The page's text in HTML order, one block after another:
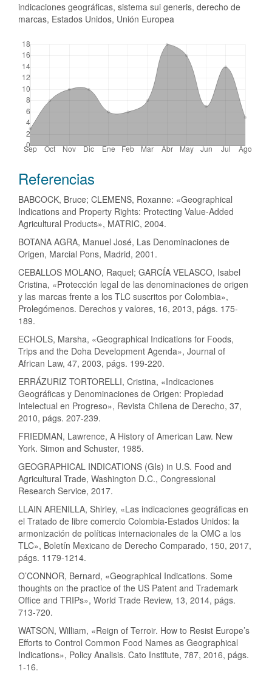
indicaciones geográficas, sistema sui generis, derecho de
marcas, Estados Unidos, Unión Europea
Detalles
del
artículo
Referencias
BABCOCK, Bruce; CLEMENS, Roxanne: «Geographical
Indications and Property Rights: Protecting Value-Added
Agricultural Products», MATRIC, 2004.
BOTANA AGRA, Manuel José, Las Denominaciones de
Origen, Marcial Pons, Madrid, 2001.
CEBALLOS MOLANO, Raquel; GARCÍA VELASCO, Isabel
Cristina, «Protección legal de las denominaciones de origen
y las marcas frente a los TLC suscritos por Colombia»,
Prolegómenos. Derechos y valores, 16, 2013, págs. 175-
189.
ECHOLS, Marsha, «Geographical Indications for Foods,
Trips and the Doha Development Agenda», Journal of
African Law, 47, 2003, págs. 199-220.
ERRÁZURIZ TORTORELLI, Cristina, «Indicaciones
Geográficas y Denominaciones de Origen: Propiedad
Intelectual en Progreso», Revista Chilena de Derecho, 37,
2010, págs. 207-239.
FRIEDMAN, Lawrence, A History of American Law. New
York. Simon and Schuster, 1985.
GEOGRAPHICAL INDICATIONS (GIs) in U.S. Food and
Agricultural Trade, Washington D.C., Congressional
Research Service, 2017.
LLAIN ARENILLA, Shirley, «Las indicaciones geográficas en
el Tratado de libre comercio Colombia-Estados Unidos: la
armonización de políticas internacionales de la OMC a los
TLC», Boletín Mexicano de Derecho Comparado, 150, 2017,
págs. 1179-1214.
O’CONNOR, Bernard, «Geographical Indications. Some
thoughts on the practice of the US Patent and Trademark
Office and TRIPs», World Trade Review, 13, 2014, págs.
713-720.
WATSON, William, «Reign of Terroir. How to Resist Europe’s
Efforts to Control Common Food Names as Geographical
Indications», Policy Analisis. Cato Institute, 787, 2016, págs.
1-16.